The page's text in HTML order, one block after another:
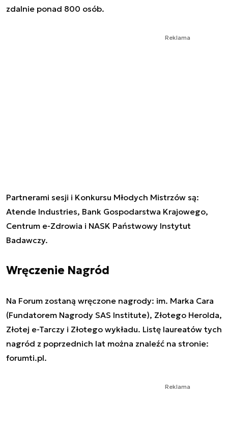
zdalnie ponad 800 osób.
Reklama
Partnerami sesji i Konkursu Młodych Mistrzów są:
Atende Industries, Bank Gospodarstwa Krajowego,
Centrum e-Zdrowia i NASK Państwowy Instytut
Badawczy.
Wręczenie Nagród
Na Forum zostaną wręczone nagrody: im. Marka Cara
(Fundatorem Nagrody SAS Institute), Złotego Herolda,
Złotej e-Tarczy i Złotego wykładu. Listę laureatów tych
nagród z poprzednich lat można znaleźć na stronie:
forumti.pl.
Reklama